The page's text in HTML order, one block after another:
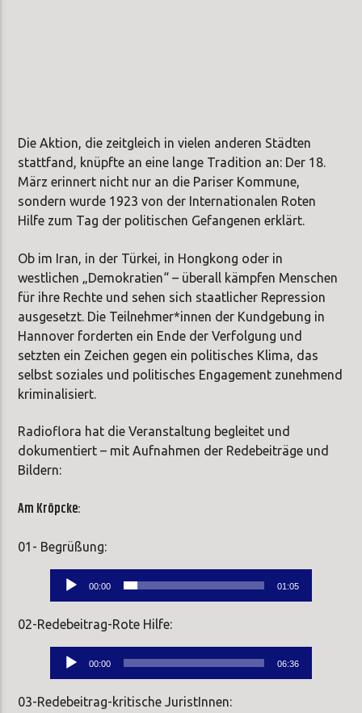
Die Aktion, die zeitgleich in vielen anderen Städten
stattfand, knüpfte an eine lange Tradition an: Der 18.
März erinnert nicht nur an die Pariser Kommune,
sondern wurde 1923 von der Internationalen Roten
Hilfe zum Tag der politischen Gefangenen erklärt.
Ob im Iran, in der Türkei, in Hongkong oder in
westlichen „Demokratien“ – überall kämpfen Menschen
für ihre Rechte und sehen sich staatlicher Repression
ausgesetzt. Die Teilnehmer*innen der Kundgebung in
Hannover forderten ein Ende der Verfolgung und
setzten ein Zeichen gegen ein politisches Klima, das
selbst soziales und politisches Engagement zunehmend
kriminalisiert.
Radioflora hat die Veranstaltung begleitet und
dokumentiert – mit Aufnahmen der Redebeiträge und
Bildern:
Am Kröpcke:
01- Begrüßung:
Audio-
00:00 01:05
02-Redebeitrag-Rote Hilfe:
Audio-
00:00 06:36
03-Redebeitrag-kritische JuristInnen: